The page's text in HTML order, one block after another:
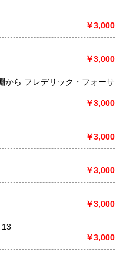
、自然科学、美術工芸、国
文献、趣味、外国書、サブ
）
￥3,000
￥3,000
￥3,000
￥3,000
￥3,000
￥3,000
￥3,000